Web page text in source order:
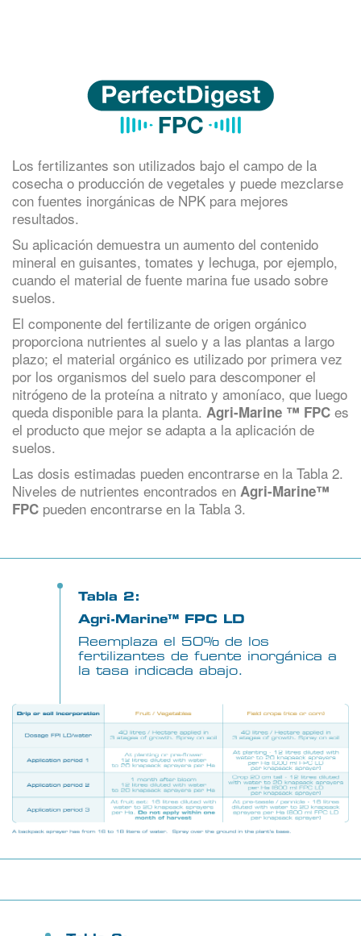
Los fertilizantes son utilizados bajo el campo de la
cosecha o producción de vegetales y puede mezclarse
con fuentes inorgánicas de NPK para mejores
resultados.
Su aplicación demuestra un aumento del contenido
mineral en guisantes, tomates y lechuga, por ejemplo,
cuando el material de fuente marina fue usado sobre
suelos.
El componente del fertilizante de origen orgánico
proporciona nutrientes al suelo y a las plantas a largo
plazo; el material orgánico es utilizado por primera vez
por los organismos del suelo para descomponer el
nitrógeno de la proteína a nitrato y amoníaco, que luego
queda disponible para la planta. Agri-Marine ™ FPC es
el producto que mejor se adapta a la aplicación de
suelos.
Las dosis estimadas pueden encontrarse en la Tabla 2.
Niveles de nutrientes encontrados en Agri-Marine™
FPC pueden encontrarse en la Tabla 3.
Tabla 2:
Agri-Marine™ FPC LD
Reemplaza el 50% de los
fertilizantes de fuente inorgánica a
la tasa indicada abajo.